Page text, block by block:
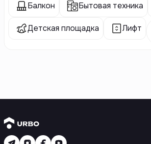
Балкон Бытовая техника
Детская площадка Лифт